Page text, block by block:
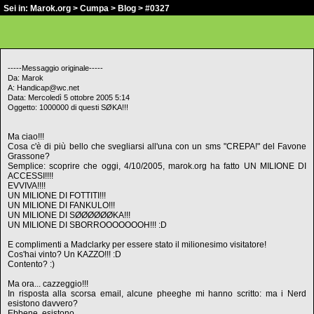
Sei in: Marok.org > Cumpa > Blog > #0327
-----Messaggio originale-----
Da: Marok
A: Handicap@wc.net
Data: Mercoledì 5 ottobre 2005 5:14
Oggetto: 1000000 di questi SØKA!!!
Ma ciao!!!
Cosa c'è di più bello che svegliarsi all'una con un sms "CREPA!" del Favone
Grassone?
Semplice: scoprire che oggi, 4/10/2005, marok.org ha fatto UN MILIONE DI
ACCESSI!!!!
EVVIVA!!!!
UN MILIONE DI FOTTITI!!!
UN MILIONE DI FANKULO!!!
UN MILIONE DI SØØØØØØKA!!!
UN MILIONE DI SBORROOOOOOOH!!! :D
E complimenti a Madclarky per essere stato il milionesimo visitatore!
Cos'hai vinto? Un KAZZO!!! :D
Contento? :)
Ma ora... cazzeggio!!!
In risposta alla scorsa email, alcune pheeghe mi hanno scritto: ma i Nerd
esistono davvero?